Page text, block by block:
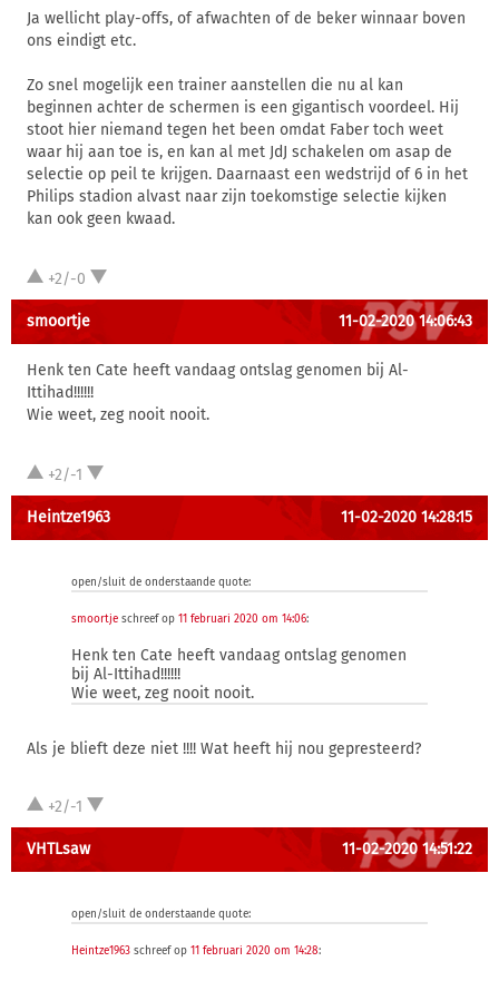
Ja wellicht play-offs, of afwachten of de beker winnaar boven
ons eindigt etc.
Zo snel mogelijk een trainer aanstellen die nu al kan
beginnen achter de schermen is een gigantisch voordeel. Hij
stoot hier niemand tegen het been omdat Faber toch weet
waar hij aan toe is, en kan al met JdJ schakelen om asap de
selectie op peil te krijgen. Daarnaast een wedstrijd of 6 in het
Philips stadion alvast naar zijn toekomstige selectie kijken
kan ook geen kwaad.
+2/-0
smoortje 11-02-2020 14:06:43
Henk ten Cate heeft vandaag ontslag genomen bij Al-
Ittihad!!!!!!
Wie weet, zeg nooit nooit.
+2/-1
Heintze1963 11-02-2020 14:28:15
open/sluit de onderstaande quote:
smoortje schreef op 11 februari 2020 om 14:06:
Henk ten Cate heeft vandaag ontslag genomen
bij Al-Ittihad!!!!!!
Wie weet, zeg nooit nooit.
Als je blieft deze niet !!!! Wat heeft hij nou gepresteerd?
+2/-1
VHTLsaw 11-02-2020 14:51:22
open/sluit de onderstaande quote:
Heintze1963 schreef op 11 februari 2020 om 14:28: